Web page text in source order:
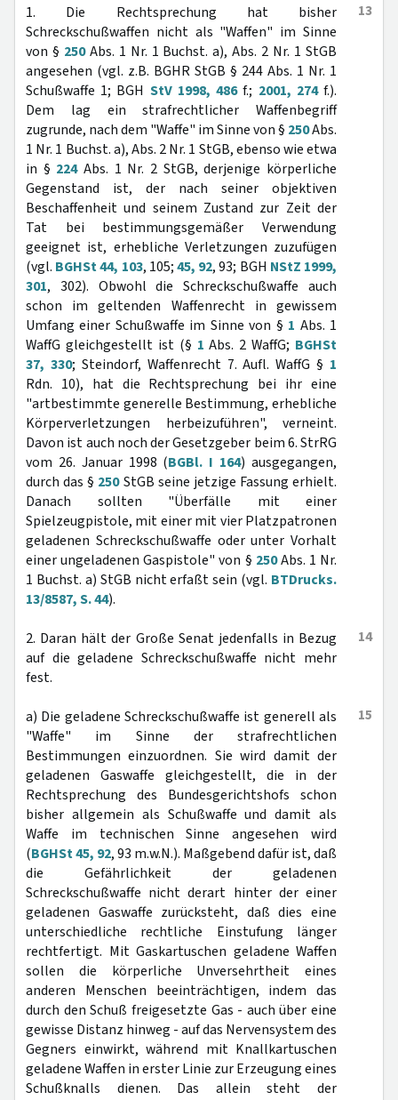
13
1. Die Rechtsprechung hat bisher
Schreckschußwaffen nicht als "Waffen" im Sinne
von § 250Abs. 1 Nr. 1 Buchst. a), Abs. 2 Nr. 1 StGB
angesehen (vgl. z.B. BGHR StGB § 244 Abs. 1 Nr. 1
Schußwaffe 1; BGH StV 1998, 486f.; 2001, 274f.).
Dem lag ein strafrechtlicher Waffenbegriff
zugrunde, nach dem "Waffe" im Sinne von § 250Abs.
1 Nr. 1 Buchst. a), Abs. 2 Nr. 1 StGB, ebenso wie etwa
in § 224Abs. 1 Nr. 2 StGB, derjenige körperliche
Gegenstand ist, der nach seiner objektiven
Beschaffenheit und seinem Zustand zur Zeit der
Tat bei bestimmungsgemäßer Verwendung
geeignet ist, erhebliche Verletzungen zuzufügen
(vgl. BGHSt 44, 103, 105;45, 92, 93; BGH NStZ 1999,
301, 302). Obwohl die Schreckschußwaffe auch
schon im geltenden Waffenrecht in gewissem
Umfang einer Schußwaffe im Sinne von § 1 Abs. 1
WaffG gleichgestellt ist (§ 1 Abs. 2 WaffG; BGHSt
37, 330; Steindorf, Waffenrecht 7. Aufl. WaffG § 1
Rdn. 10), hat die Rechtsprechung bei ihr eine
"artbestimmte generelle Bestimmung, erhebliche
Körperverletzungen herbeizuführen", verneint.
Davon ist auch noch der Gesetzgeber beim 6. StrRG
vom 26. Januar 1998 (BGBl. I 164) ausgegangen,
durch das § 250StGB seine jetzige Fassung erhielt.
Danach sollten "Überfälle mit einer
Spielzeugpistole, mit einer mit vier Platzpatronen
geladenen Schreckschußwaffe oder unter Vorhalt
einer ungeladenen Gaspistole" von § 250Abs. 1 Nr.
1 Buchst. a) StGB nicht erfaßt sein (vgl. BTDrucks.
13/8587, S. 44).
14
2. Daran hält der Große Senat jedenfalls in Bezug
auf die geladene Schreckschußwaffe nicht mehr
fest.
15
a) Die geladene Schreckschußwaffe ist generell als
"Waffe" im Sinne der strafrechtlichen
Bestimmungen einzuordnen. Sie wird damit der
geladenen Gaswaffe gleichgestellt, die in der
Rechtsprechung des Bundesgerichtshofs schon
bisher allgemein als Schußwaffe und damit als
Waffe im technischen Sinne angesehen wird
(BGHSt 45, 92, 93 m.w.N.). Maßgebend dafür ist, daß
die Gefährlichkeit der geladenen
Schreckschußwaffe nicht derart hinter der einer
geladenen Gaswaffe zurücksteht, daß dies eine
unterschiedliche rechtliche Einstufung länger
rechtfertigt. Mit Gaskartuschen geladene Waffen
sollen die körperliche Unversehrtheit eines
anderen Menschen beeinträchtigen, indem das
durch den Schuß freigesetzte Gas - auch über eine
gewisse Distanz hinweg - auf das Nervensystem des
Gegners einwirkt, während mit Knallkartuschen
geladene Waffen in erster Linie zur Erzeugung eines
Schußknalls dienen. Das allein steht der